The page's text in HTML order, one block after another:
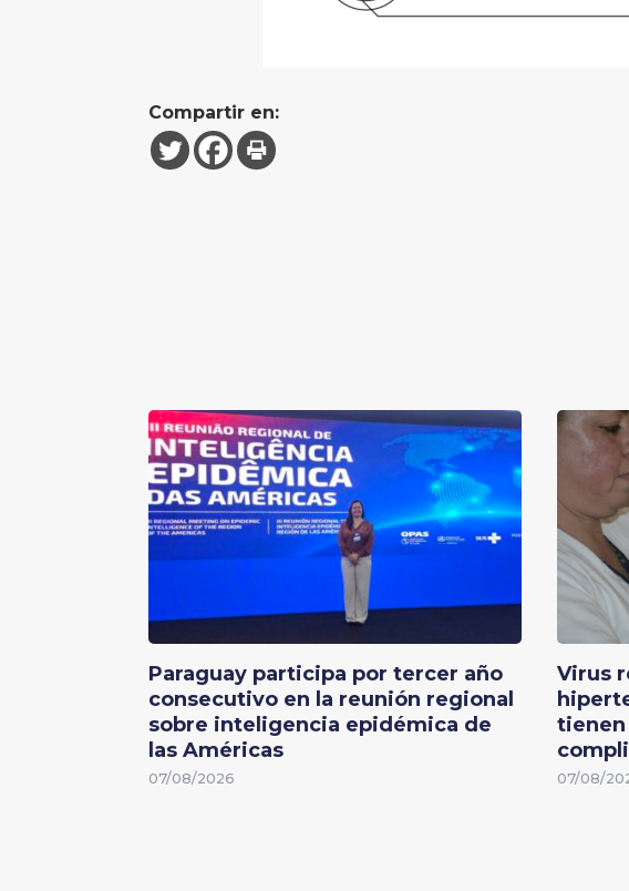
Compartir en:
Paraguay participa por tercer año
consecutivo en la reunión regional
sobre inteligencia epidémica de
las Américas
07/08/2026
Virus
tienen
07/08/